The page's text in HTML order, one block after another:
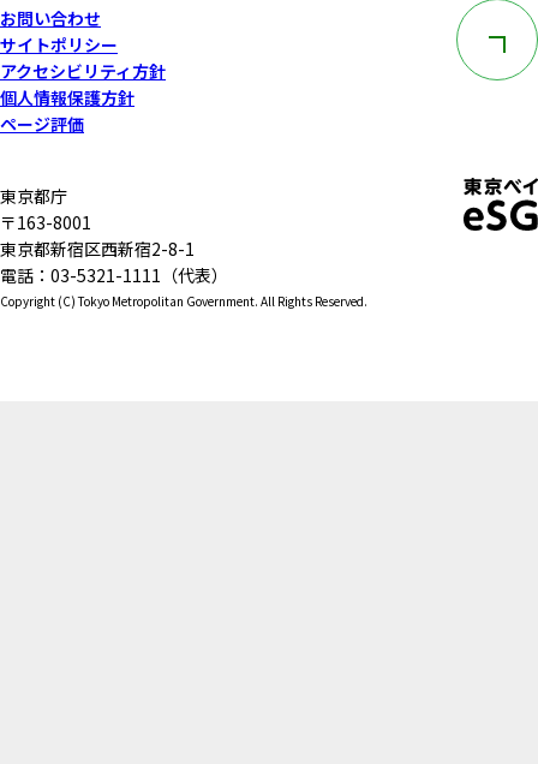
お問い合わせ
サイトポリシー
アクセシビリティ方針
個人情報保護方針
ページ評価
このペー
東京都庁
〒163-8001
東京都新宿区西新宿2-8-1
電話：03-5321-1111（代表）
Copyright (C) Tokyo Metropolitan Government. All Rights Reserved.